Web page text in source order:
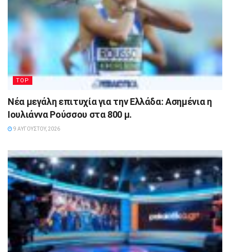
TOP
Νέα μεγάλη επιτυχία για την Ελλάδα: Ασημένια η
Ιουλιάννα Ρούσσου στα 800 μ.
9 ΑΥΓΟΎΣΤΟΥ, 2026